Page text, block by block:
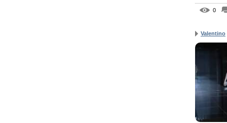
0
Valentino